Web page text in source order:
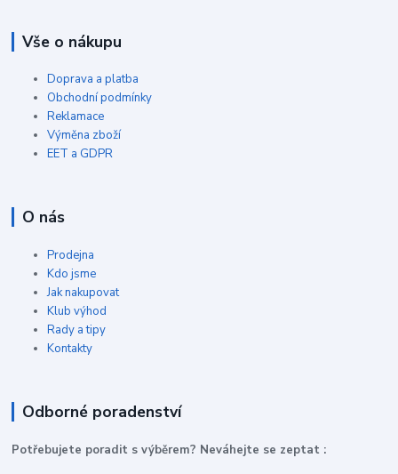
Vše o nákupu
Doprava a platba
Obchodní podmínky
Reklamace
Výměna zboží
EET a GDPR
O nás
Prodejna
Kdo jsme
Jak nakupovat
Klub výhod
Rady a tipy
Kontakty
Odborné poradenství
Potřebujete poradit s výběrem? Neváhejte se zeptat :